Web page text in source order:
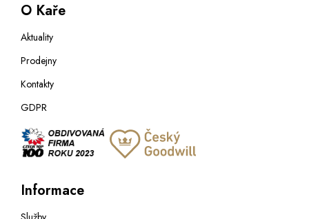
O Kaře
Aktuality
Prodejny
Kontakty
GDPR
Informace